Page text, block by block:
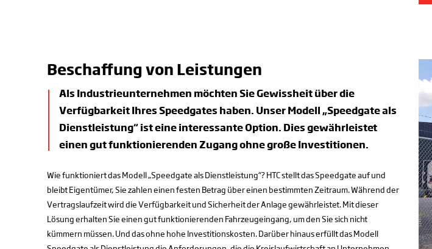
Beschaffung von Leistungen
Als Industrieunternehmen möchten Sie Gewissheit über die
Verfügbarkeit Ihres Speedgates haben. Unser Modell „Speedgate als
Dienstleistung“ ist eine interessante Option. Dies gewährleistet
einen gut funktionierenden Zugang ohne große Investitionen.
Wie funktioniert das Modell „Speedgate als Dienstleistung“? HTC stellt das Speedgate auf und
bleibt Eigentümer, Sie zahlen einen festen Betrag über einen bestimmten Zeitraum. Während der
Vertragslaufzeit wird die Verfügbarkeit und Sicherheit der Anlage gewährleistet. Mit dieser
Lösung erhalten Sie einen gut funktionierenden Fahrzeugeingang, um den Sie sich nicht
kümmern müssen. Und das ohne hohe Investitionskosten. Darüber hinaus erfüllt das Modell